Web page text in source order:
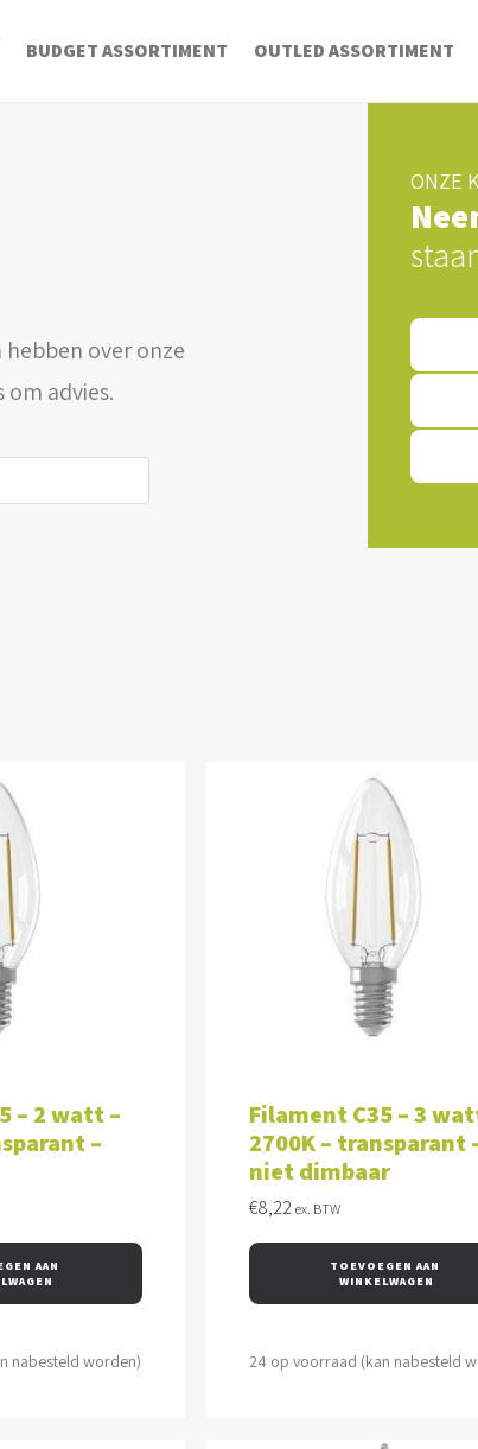
BUDGET ASSORTIMENT OUTLED ASSORTIMENT
over onze
advies.
ONZE
– 2 watt –
–
AAN
nabesteld worden)
Filament C35 – 3
2700K – transparant
niet dimbaar
€8,22 ex. BTW
TOEVOEGEN AAN
WINKELWAGEN
24 op voorraad (kan nabesteld